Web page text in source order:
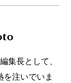
長として、
を注いでいま